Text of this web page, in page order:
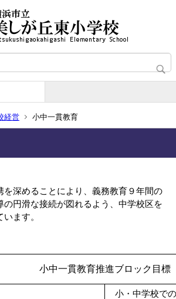
経営 小中一貫教育
深めることにより、義務教育９年間の
の円滑な接続が図れるよう、中学校区を
ます。
小中一貫教育推進ブロック目標
小・中学校で